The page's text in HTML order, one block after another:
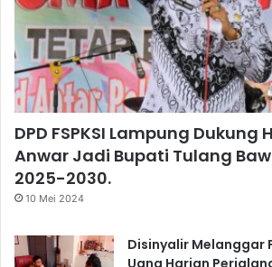
DPD FSPKSI Lampung Dukung
Anwar Jadi Bupati Tulang
2025-2030.
10 Mei 2024
Disinyalir Melanggar
Uang Harian